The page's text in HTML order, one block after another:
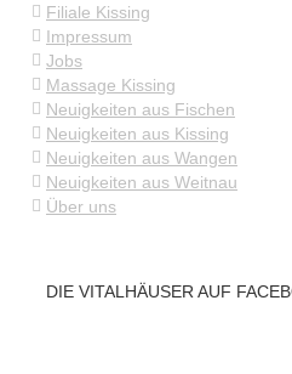
Filiale Kissing
Impressum
Jobs
Massage Kissing
Neuigkeiten aus Fischen
Neuigkeiten aus Kissing
Neuigkeiten aus Wangen
Neuigkeiten aus Weitnau
Über uns
DIE VITALHÄUSER AUF